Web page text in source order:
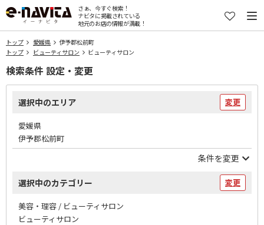
さぁ、今すぐ検索！
ナビタに掲載されている
地元のお店の情報が満載！
トップ 愛媛県
伊予郡松前町
トップ
ビューティサロン ビューティサロン
検索条件 設定・変更
選択中のエリア 変更
愛媛県
伊予郡松前町
条件を変更
選択中のカテゴリー 変更
美容・理容 / ビューティサロン
ビューティサロン